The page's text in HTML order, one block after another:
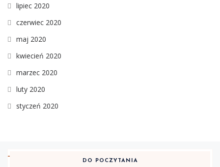
lipiec 2020
czerwiec 2020
maj 2020
kwiecień 2020
marzec 2020
luty 2020
styczeń 2020
DO POCZYTANIA